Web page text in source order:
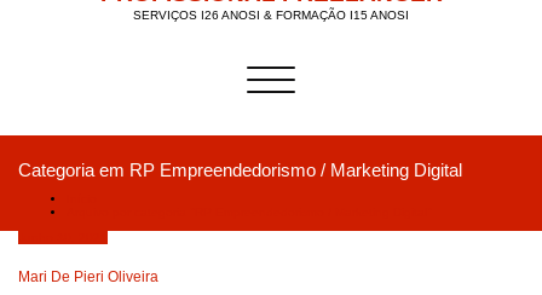
SERVIÇOS I26 ANOSI & FORMAÇÃO I15 ANOSI
Alternar a navegação
Categoria em RP Empreendedorismo / Marketing Digital
Mari De Pieri Oliveira